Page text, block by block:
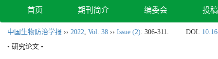
首页 期刊简介 编委会 投
中国生物防治学报 ›› 2022, Vol. 38 ›› Issue (2): 306-311. DOI:
• 研究论文 •